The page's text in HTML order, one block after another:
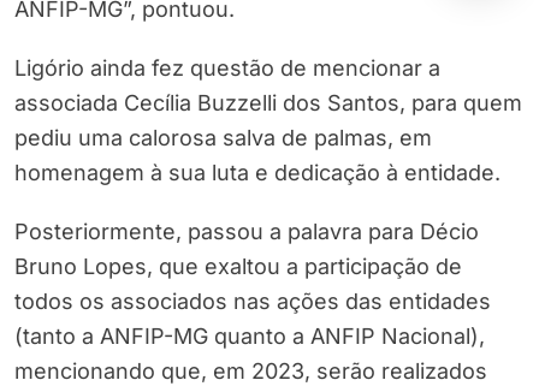
ANFIP-MG”, pontuou.
Ligório ainda fez questão de mencionar a
associada Cecília Buzzelli dos Santos, para quem
pediu uma calorosa salva de palmas, em
homenagem à sua luta e dedicação à entidade.
Posteriormente, passou a palavra para Décio
Bruno Lopes, que exaltou a participação de
todos os associados nas ações das entidades
(tanto a ANFIP-MG quanto a ANFIP Nacional),
mencionando que, em 2023, serão realizados